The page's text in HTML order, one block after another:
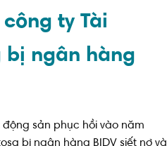
ty Tài
bị ngân hàng
sản phục hồi vào năm
bị ngân hàng BIDV siết nợ và